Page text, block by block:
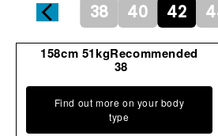
38 40 42
158cm 51kgRecommended
38
Find out more on your body
type